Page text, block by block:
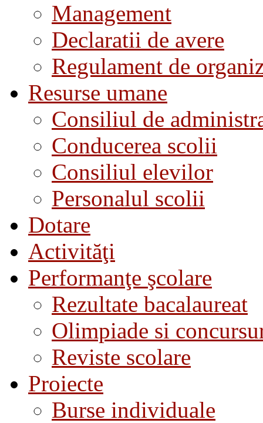
Management
Declaratii de avere
Regulament de
Resurse umane
Consiliul de
Conducerea scolii
Consiliul elevilor
Personalul scolii
Dotare
Activităţi
Performanţe şcolare
Rezultate bacalaureat
Olimpiade si
Reviste scolare
Proiecte
Burse individuale